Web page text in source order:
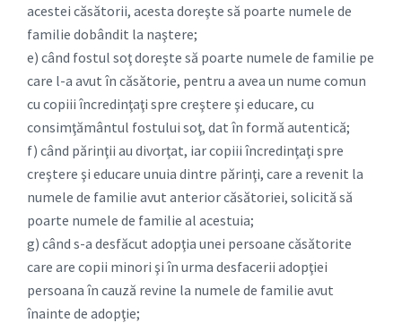
acestei căsătorii, acesta doreşte să poarte numele de
familie dobândit la naştere;
e) când fostul soţ doreşte să poarte numele de familie pe
care l-a avut în căsătorie, pentru a avea un nume comun
cu copiii încredinţaţi spre creştere şi educare, cu
consimţământul fostului soţ, dat în formă autentică;
f) când părinţii au divorţat, iar copiii încredinţaţi spre
creştere şi educare unuia dintre părinţi, care a revenit la
numele de familie avut anterior căsătoriei, solicită să
poarte numele de familie al acestuia;
g) când s-a desfăcut adopţia unei persoane căsătorite
care are copii minori şi în urma desfacerii adopţiei
persoana în cauză revine la numele de familie avut
înainte de adopţie;